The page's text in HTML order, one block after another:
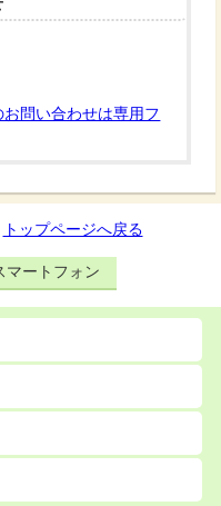
問い合わせは専用フ
トップページへ戻る
マートフォン